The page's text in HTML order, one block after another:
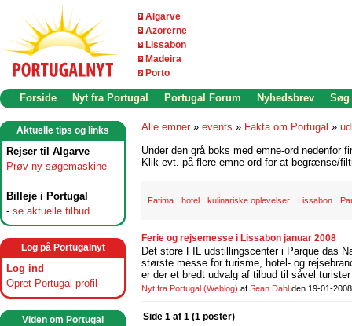
Algarve
Azorerne
Lissabon
Madeira
Porto
Forside Nyt fra Portugal Portugal Forum Nyhedsbrev Søg
Aktuelle tips og links
Rejser til Algarve
Prøv ny søgemaskine
Billeje i Portugal
- se aktuelle tilbud
Log på Portugalnyt
Log ind
Opret Portugal-profil
Viden om Portugal
Alle emner » events » Fakta om Portugal »
Under den grå boks med emne-ord nedenfor
Klik evt. på flere emne-ord for at begrænse/
Fatima hotel kulinariske oplevelser Lissabon
Ferie og rejsemesse i Lissabon januar 2008
Det store FIL udstillingscenter i Parque das
største messe for turisme, hotel- og
er der et bredt udvalg af tilbud til såvel
Nyt fra Portugal (Weblog) af Sean Dahl den 19-01-2008
Side 1 af 1 (1 poster)